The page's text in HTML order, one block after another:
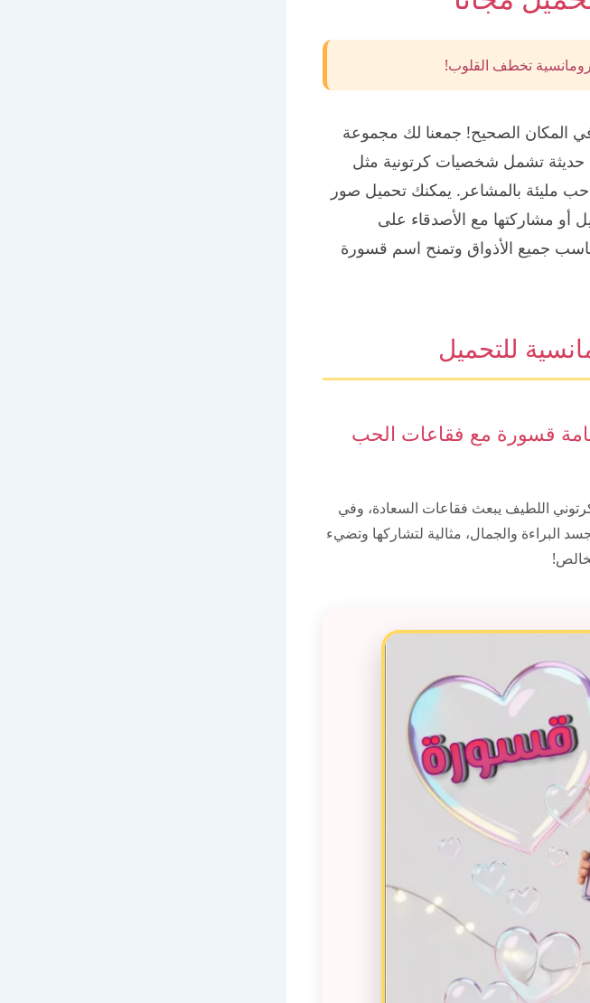
تخطف القلوب!
الصحيح! جمعنا لك مجموعة
حديثة تشمل شخصيات كرتونية مثل
مليئة بالمشاعر. يمكنك تحميل صور
أو مشاركتها مع الأصدقاء على
جميع الأذواق وتمنح اسم قسورة
للتحميل
قسورة مع فقاعات الحب
اللطيف يبعث فقاعات السعادة، وفي
البراءة والجمال، مثالية لتشاركها وتضيء